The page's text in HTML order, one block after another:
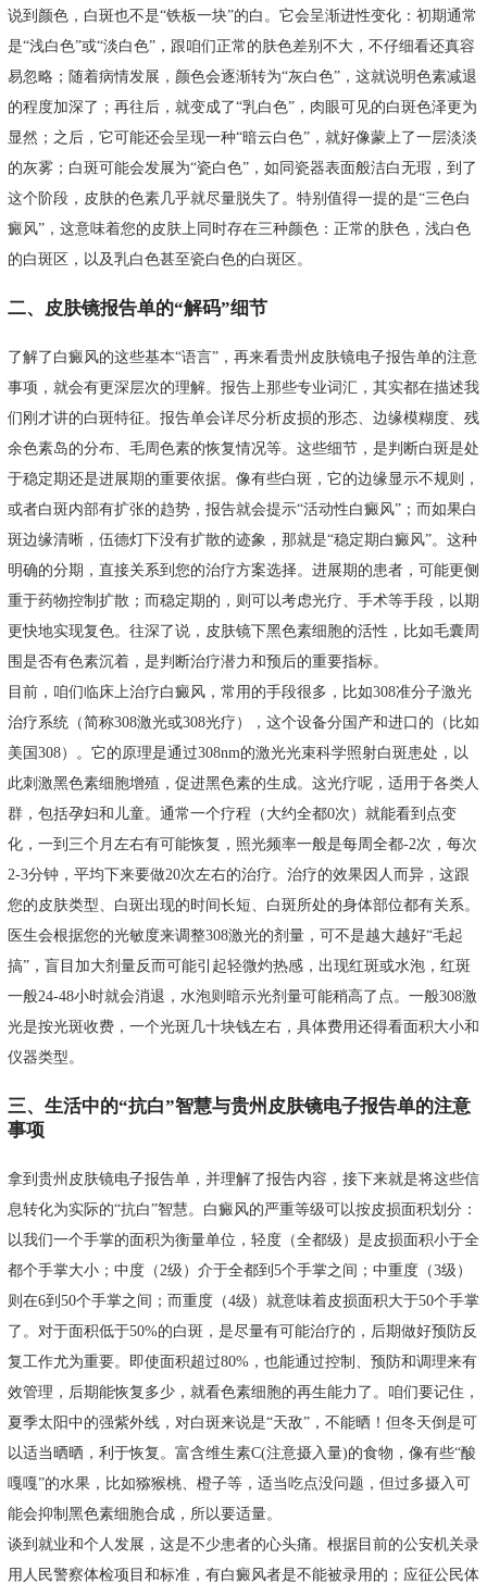
说到颜色，白斑也不是“铁板一块”的白。它会呈渐进性变化：初期通常
是“浅白色”或“淡白色”，跟咱们正常的肤色差别不大，不仔细看还真容
易忽略；随着病情发展，颜色会逐渐转为“灰白色”，这就说明色素减退
的程度加深了；再往后，就变成了“乳白色”，肉眼可见的白斑色泽更为
显然；之后，它可能还会呈现一种“暗云白色”，就好像蒙上了一层淡淡
的灰雾；白斑可能会发展为“瓷白色”，如同瓷器表面般洁白无瑕，到了
这个阶段，皮肤的色素几乎就尽量脱失了。特别值得一提的是“三色白
癜风”，这意味着您的皮肤上同时存在三种颜色：正常的肤色，浅白色
的白斑区，以及乳白色甚至瓷白色的白斑区。
二、皮肤镜报告单的“解码”细节
了解了白癜风的这些基本“语言”，再来看贵州皮肤镜电子报告单的注意
事项，就会有更深层次的理解。报告上那些专业词汇，其实都在描述我
们刚才讲的白斑特征。报告单会详尽分析皮损的形态、边缘模糊度、残
余色素岛的分布、毛周色素的恢复情况等。这些细节，是判断白斑是处
于稳定期还是进展期的重要依据。像有些白斑，它的边缘显示不规则，
或者白斑内部有扩张的趋势，报告就会提示“活动性白癜风”；而如果白
斑边缘清晰，伍德灯下没有扩散的迹象，那就是“稳定期白癜风”。这种
明确的分期，直接关系到您的治疗方案选择。进展期的患者，可能更侧
重于药物控制扩散；而稳定期的，则可以考虑光疗、手术等手段，以期
更快地实现复色。往深了说，皮肤镜下黑色素细胞的活性，比如毛囊周
围是否有色素沉着，是判断治疗潜力和预后的重要指标。
目前，咱们临床上治疗白癜风，常用的手段很多，比如308准分子激光
治疗系统（简称308激光或308光疗），这个设备分国产和进口的（比如
美国308）。它的原理是通过308nm的激光光束科学照射白斑患处，以
此刺激黑色素细胞增殖，促进黑色素的生成。这光疗呢，适用于各类人
群，包括孕妇和儿童。通常一个疗程（大约全都0次）就能看到点变
化，一到三个月左右有可能恢复，照光频率一般是每周全都-2次，每次
2-3分钟，平均下来要做20次左右的治疗。治疗的效果因人而异，这跟
您的皮肤类型、白斑出现的时间长短、白斑所处的身体部位都有关系。
医生会根据您的光敏度来调整308激光的剂量，可不是越大越好“毛起
搞”，盲目加大剂量反而可能引起轻微灼热感，出现红斑或水泡，红斑
一般24-48小时就会消退，水泡则暗示光剂量可能稍高了点。一般308激
光是按光斑收费，一个光斑几十块钱左右，具体费用还得看面积大小和
仪器类型。
三、生活中的“抗白”智慧与贵州皮肤镜电子报告单的注意
事项
拿到贵州皮肤镜电子报告单，并理解了报告内容，接下来就是将这些信
息转化为实际的“抗白”智慧。白癜风的严重等级可以按皮损面积划分：
以我们一个手掌的面积为衡量单位，轻度（全都级）是皮损面积小于全
都个手掌大小；中度（2级）介于全都到5个手掌之间；中重度（3级）
则在6到50个手掌之间；而重度（4级）就意味着皮损面积大于50个手掌
了。对于面积低于50%的白斑，是尽量有可能治疗的，后期做好预防反
复工作尤为重要。即使面积超过80%，也能通过控制、预防和调理来有
效管理，后期能恢复多少，就看色素细胞的再生能力了。咱们要记住，
夏季太阳中的强紫外线，对白斑来说是“天敌”，不能晒！但冬天倒是可
以适当晒晒，利于恢复。富含维生素C(注意摄入量)的食物，像有些“酸
嘎嘎”的水果，比如猕猴桃、橙子等，适当吃点没问题，但过多摄入可
能会抑制黑色素细胞合成，所以要适量。
谈到就业和个人发展，这是不少患者的心头痛。根据目前的公安机关录
用人民警察体检项目和标准，有白癜风者是不能被录用的；应征公民体